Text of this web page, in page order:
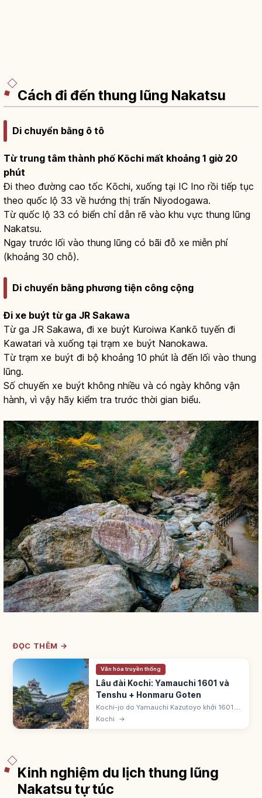
Cách đi đến thung lũng Nakatsu
Di chuyển bằng ô tô
Từ trung tâm thành phố Kōchi mất khoảng 1 giờ 20
phút
Đi theo đường cao tốc Kōchi, xuống tại IC Ino rồi tiếp tục
theo quốc lộ 33 về hướng thị trấn Niyodogawa.
Từ quốc lộ 33 có biển chỉ dẫn rẽ vào khu vực thung lũng
Nakatsu.
Ngay trước lối vào thung lũng có bãi đỗ xe miễn phí
(khoảng 30 chỗ).
Di chuyển bằng phương tiện công cộng
Đi xe buýt từ ga JR Sakawa
Từ ga JR Sakawa, đi xe buýt Kuroiwa Kankō tuyến đi
Kawatari và xuống tại trạm xe buýt Nanokawa.
Từ trạm xe buýt đi bộ khoảng 10 phút là đến lối vào thung
lũng.
Số chuyến xe buýt không nhiều và có ngày không vận
hành, vì vậy hãy kiểm tra trước thời gian biểu.
ĐỌC THÊM →
Văn hóa truyền thống
Lâu đài Kochi: Yamauchi 1601 và
Tenshu + Honmaru Goten
Kochi-jo do Yamauchi Kazutoyo khởi 1601.
Thiêu rụi đại hỏa hoạn 1727 rồi tái thiết. 1/12
Kochi →
Kinh nghiệm du lịch thung lũng
Nakatsu tự túc